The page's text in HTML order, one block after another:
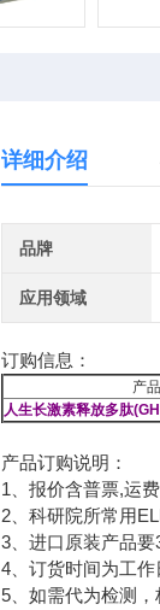
详细介绍
品牌
应用领域
订购信息：
产
人生长激素释放多肽
产品订购说明：
1、报价含普票,运费
2、科研院所常用
3、进口原装产品要
4、订货时间为工作
5、如需代为检测，